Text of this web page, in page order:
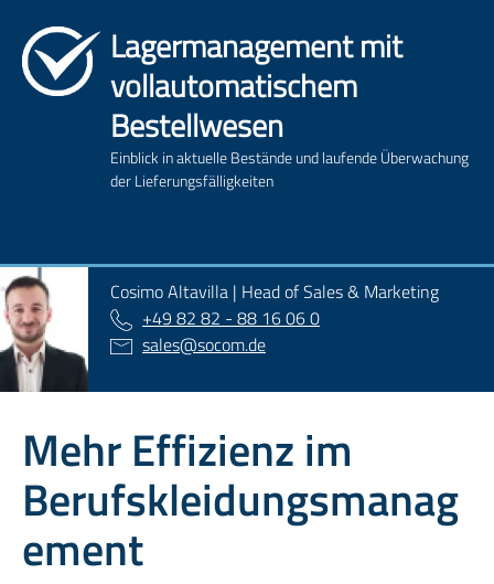
Lagermanagement mit
vollautomatischem
Bestellwesen
Einblick in aktuelle Bestände und laufende Überwachung
der Lieferungsfälligkeiten
Cosimo Altavilla | Head of Sales & Marketing
+49 82 82 - 88 16 06 0
sales@socom.de
Mehr Effizienz im
Berufskleidungsmanag
ement